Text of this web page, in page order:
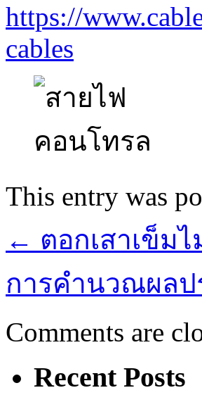
https://
cables
This entry was
← ตอกเสาเข็ม
การคำนวณผล
Comments are
Recent Posts